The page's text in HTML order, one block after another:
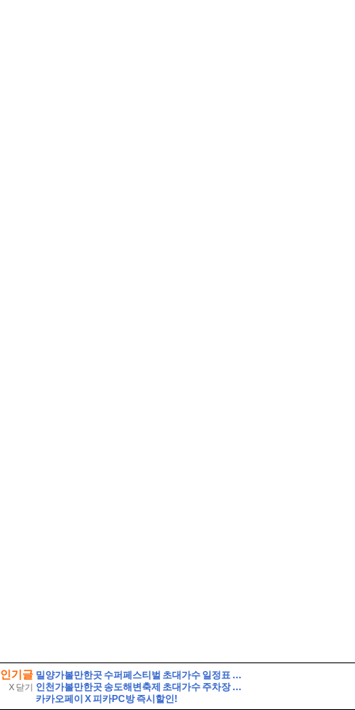
인기글
X 닫기
밀양가볼만한곳 수퍼페스티벌 초대가수 일정표 셔틀버스 주차장 여행
인천가볼만한곳 송도해변축제 초대가수 주차장 연수구 여행
카카오페이 X 피카PC방 즉시할인!